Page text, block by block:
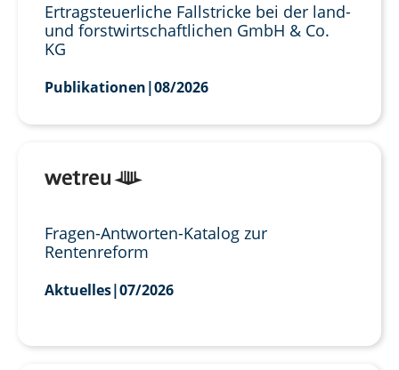
Ertragsteuerliche Fallstricke bei der land-
und forstwirtschaftlichen GmbH & Co.
KG
Publikationen|08/2026
Fragen-Antworten-Katalog zur
Rentenreform
Aktuelles|07/2026